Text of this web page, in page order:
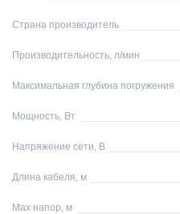
Страна производитель
Производительность, л/мин
Максимальная глубина погружения
Мощность, Вт
Напряжение сети, В
Длина кабеля, м
Max напор, м